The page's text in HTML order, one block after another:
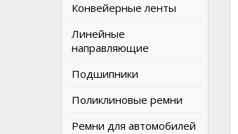
Конвейерные ленты
Линейные
направляющие
Подшипники
Поликлиновые ремни
Ремни для автомобилей